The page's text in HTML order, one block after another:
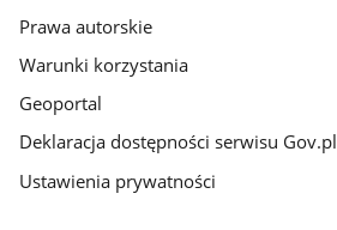
Prawa autorskie
Warunki korzystania
Geoportal
Deklaracja dostępności serwisu Gov.pl
Ustawienia prywatności